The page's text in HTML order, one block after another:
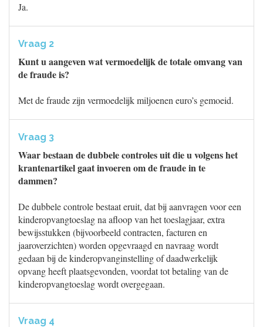
Ja.
Vraag 2
Kunt u aangeven wat vermoedelijk de totale omvang van
de fraude is?
Met de fraude zijn vermoedelijk miljoenen euro’s gemoeid.
Vraag 3
Waar bestaan de dubbele controles uit die u volgens het
krantenartikel gaat invoeren om de fraude in te
dammen?
De dubbele controle bestaat eruit, dat bij aanvragen voor een
kinderopvangtoeslag na afloop van het toeslagjaar, extra
bewijsstukken (bijvoorbeeld contracten, facturen en
jaaroverzichten) worden opgevraagd en navraag wordt
gedaan bij de kinderopvanginstelling of daadwerkelijk
opvang heeft plaatsgevonden, voordat tot betaling van de
kinderopvangtoeslag wordt overgegaan.
Vraag 4